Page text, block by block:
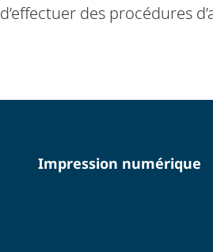
d’effectuer des procédures
Impression numérique